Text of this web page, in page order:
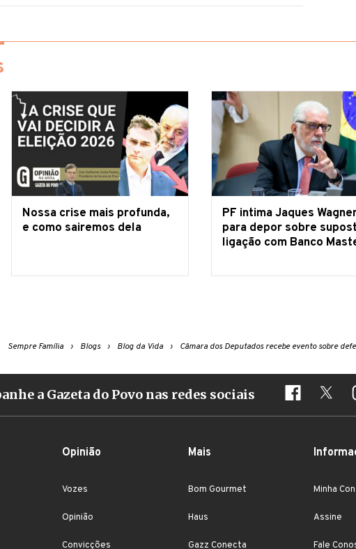
Nossa crise mais profunda,
e como sairemos dela
PF intima Jaques
para depor sobre
ligação com Banco
Sempre Família Blogs Blog da Vida Câmara dos Deputados recebe evento sobre
a Gazeta do Povo nas redes sociais
Opinião
Vozes
Opinião
Convicções
Mais
Bom Gourmet
Haus
Gazz Conecta
Minha
Assine
Fale